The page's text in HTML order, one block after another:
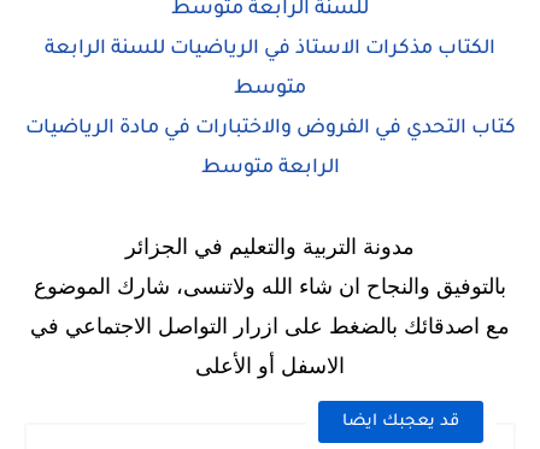
للسنة الرابعة متوسط
الكتاب مذكرات الاستاذ في الرياضيات للسنة الرابعة
متوسط
كتاب التحدي في الفروض والاختبارات في مادة الرياضيات
الرابعة متوسط
مدونة التربية والتعليم في الجزائر
بالتوفيق والنجاح ان شاء الله ولاتنسى، شارك الموضوع
مع اصدقائك بالضغط على ازرار التواصل الاجتماعي في
الاسفل أو الأعلى
قد يعجبك ايضا